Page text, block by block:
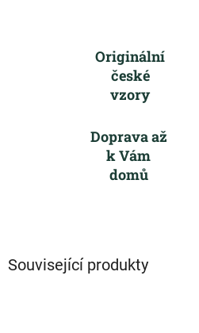
Originální
české
vzory
Doprava až
k Vám
domů
Související produkty